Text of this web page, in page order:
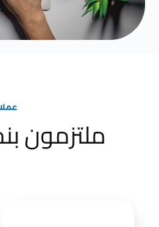
ملتزمون